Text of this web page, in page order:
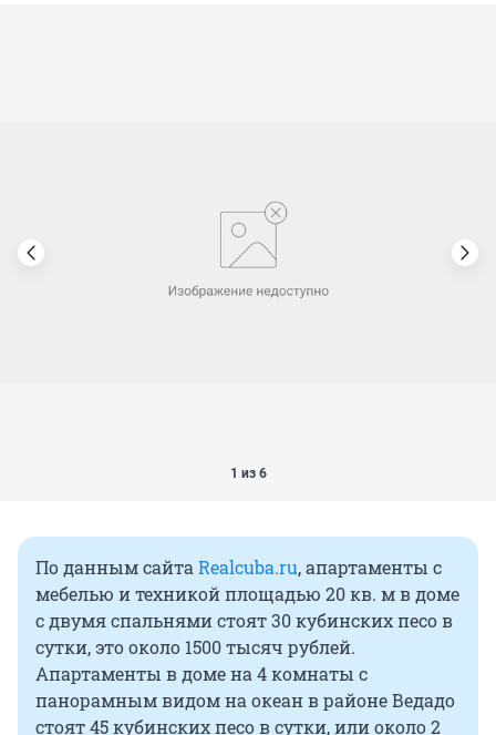
1 из 6
По данным сайта Realcuba.ru, апартаменты с
мебелью и техникой площадью 20 кв. м в доме
с двумя спальнями стоят 30 кубинских песо в
сутки, это около 1500 тысяч рублей.
Апартаменты в доме на 4 комнаты с
панорамным видом на океан в районе Ведадо
стоят 45 кубинских песо в сутки, или около 2